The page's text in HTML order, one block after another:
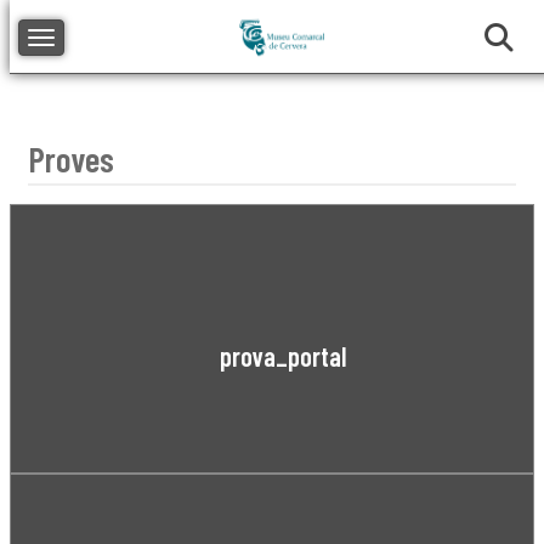
Toggle navigation
Proves
prova_portal